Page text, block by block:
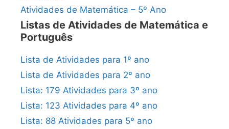
Atividades de Matemática – 5º Ano
Listas de Atividades de Matemática e
Português
Lista de Atividades para 1º ano
Lista de Atividades para 2º ano
Lista: 179 Atividades para 3º ano
Lista: 123 Atividades para 4º ano
Lista: 88 Atividades para 5º ano